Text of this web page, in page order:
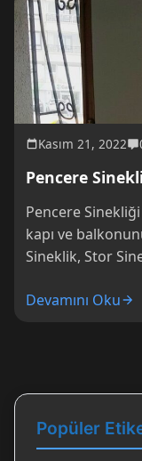
Kasım 21, 2022
Pencere
Pencere
kapı ve
Sineklik, Stor
Devamını Oku
Popüler